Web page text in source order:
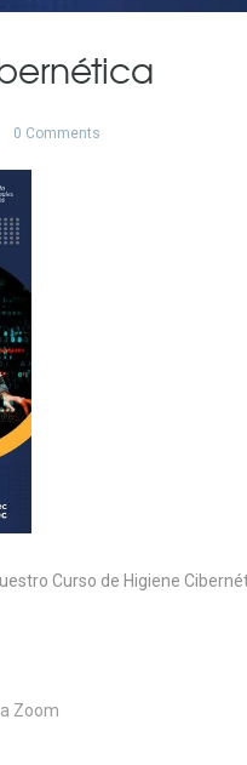
0 Comments
Curso de Higiene
Zoom